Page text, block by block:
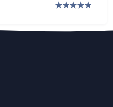
★★★★★